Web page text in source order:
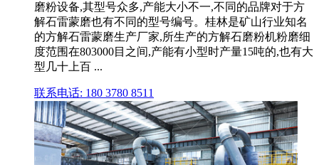
磨粉设备,其型号众多,产能大小不一,不同的品牌对于方
解石雷蒙磨也有不同的型号编号。桂林是矿山行业知名
的方解石雷蒙磨生产厂家,所生产的方解石磨粉机粉磨细
度范围在803000目之间,产能有小型时产量15吨的,也有大
型几十上百 ...
联系电话: 180 3780 8511